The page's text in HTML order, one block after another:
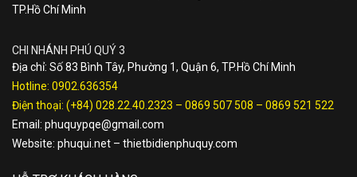
TP.Hồ Chí Minh
CHI NHÁNH PHÚ QUÝ 3
Địa chỉ: Số 83 Bình Tây, Phường 1, Quận 6, TP.Hồ Chí Minh
Hotline: 0902.636354
Điện thoại: (+84) 028.22.40.2323 – 0869 507 508 – 0869 521 522
Email: phuquypqe@gmail.com
Website: phuqui.net – thietbidienphuquy.com